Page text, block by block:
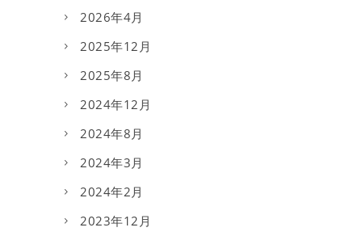
2026年4月
2025年12月
2025年8月
2024年12月
2024年8月
2024年3月
2024年2月
2023年12月